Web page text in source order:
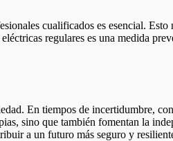
cualificados es esencial.
regulares es una medida
En tiempos de incertidumbre,
sino que también fomentan la
a un futuro más seguro y